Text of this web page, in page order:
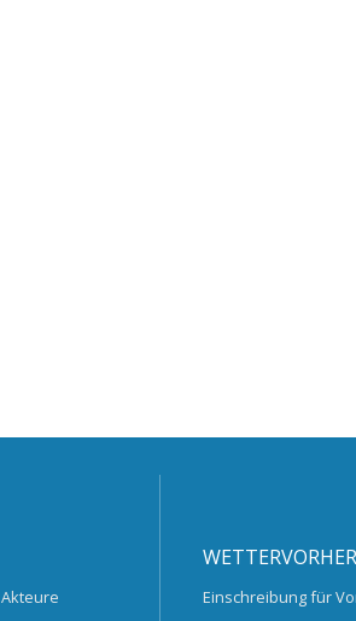
Akteure
Einschreibung für